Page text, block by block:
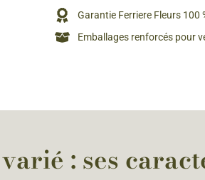
Garantie Ferriere Fleurs 100
Emballages renforcés pour
: ses